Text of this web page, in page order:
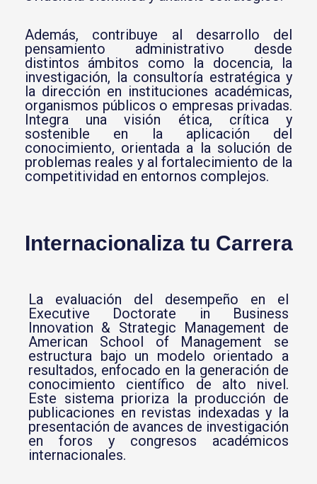
Además, contribuye al desarrollo del
pensamiento administrativo desde
distintos ámbitos como la docencia, la
investigación, la consultoría estratégica y
la dirección en instituciones académicas,
organismos públicos o empresas privadas.
Integra una visión ética, crítica y
sostenible en la aplicación del
conocimiento, orientada a la solución de
problemas reales y al fortalecimiento de la
competitividad en entornos complejos.
Internacionaliza tu Carrera
La evaluación del desempeño en el
Executive Doctorate in Business
Innovation & Strategic Management de
American School of Management se
estructura bajo un modelo orientado a
resultados, enfocado en la generación de
conocimiento científico de alto nivel.
Este sistema prioriza la producción de
publicaciones en revistas indexadas y la
presentación de avances de investigación
en foros y congresos académicos
internacionales.